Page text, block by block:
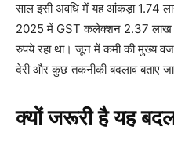
साल इसी अवधि में यह आंकड़ा 1.74
2025 में GST कलेक्शन 2.37 लाख
रुपये रहा था। जून में कमी की मुख्य
देरी और कुछ तकनीकी बदलाव बताए
क्यों जरूरी है यह